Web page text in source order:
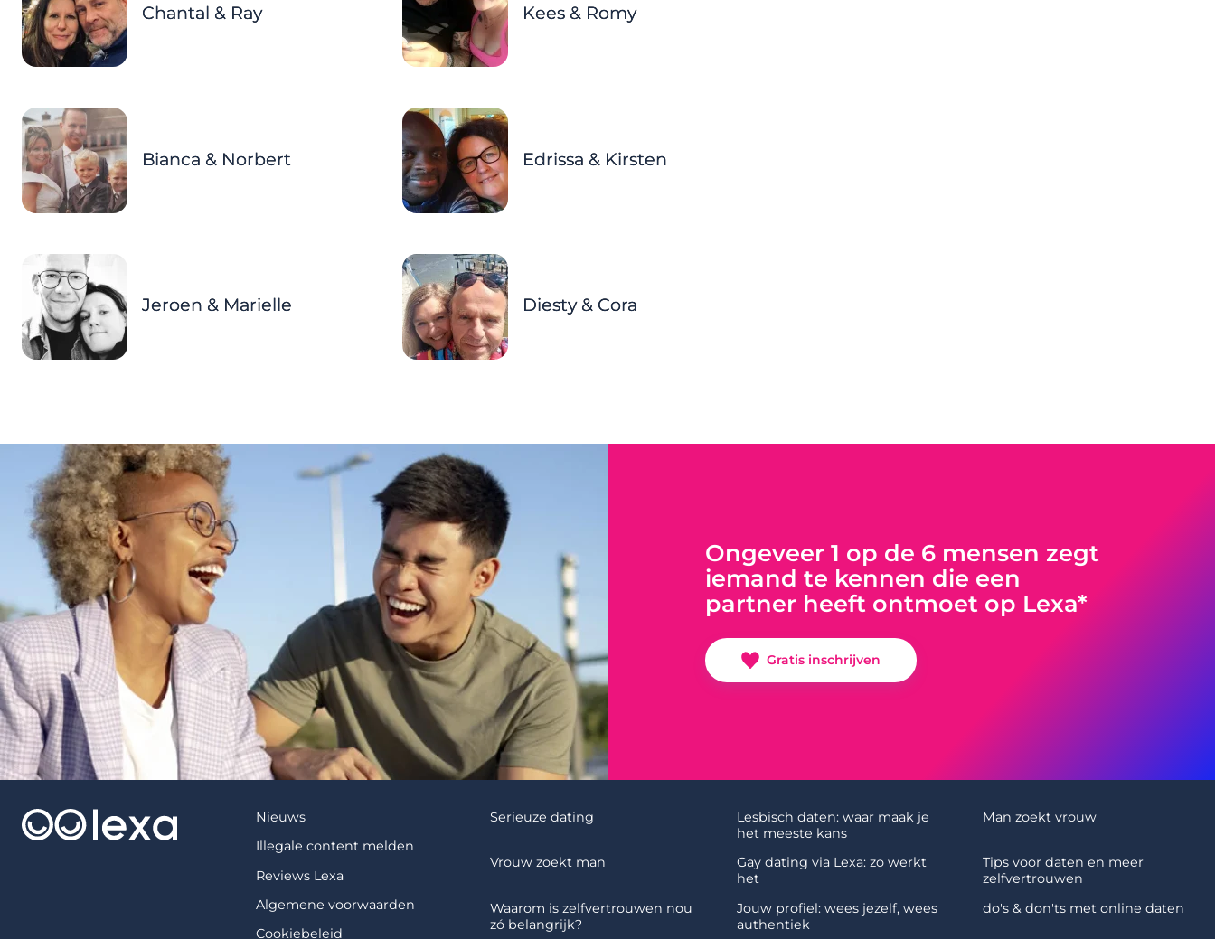
Chantal & Ray Kees & Romy
Bianca & Norbert Edrissa & Kirsten
Jeroen & Marielle Diesty & Cora
Ongeveer 1 op de 6 mensen zegt
iemand te kennen die een
partner heeft ontmoet op Lexa*
Gratis inschrijven
Nieuws
Illegale content melden
Reviews Lexa
Algemene voorwaarden
Cookiebeleid
Serieuze dating
Lesbisch daten: waar maak je
het meeste kans
Man zoekt vrouw
Vrouw zoekt man
Gay dating via Lexa: zo werkt
het
Tips voor daten en meer
zelfvertrouwen
Waarom is zelfvertrouwen nou
zó belangrijk?
Jouw profiel: wees jezelf, wees
authentiek
do's & don'ts met online daten